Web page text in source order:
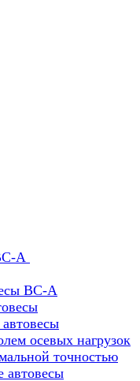
А
ВС-А
осевых нагрузок
точностью
автовесы